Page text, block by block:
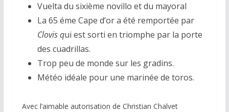
Vuelta du sixième novillo et du mayoral
La 65 éme Cape d’or a été remportée par
Clovis qui est sorti en triomphe par la porte
des cuadrillas.
Trop peu de monde sur les gradins.
Météo idéale pour une marinée de toros.
Avec l’aimable autorisation de Christian Chalvet